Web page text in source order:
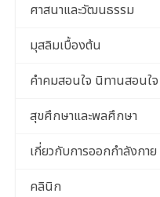
ศาสนาและวัฒนธรรม
มุสลิมเบื้องต้น
คําคมสอนใจ นิทานสอนใ
สุขศึกษาและพลศึกษา
เกี่ยวกับการออกกำลังกาย
คลินิก